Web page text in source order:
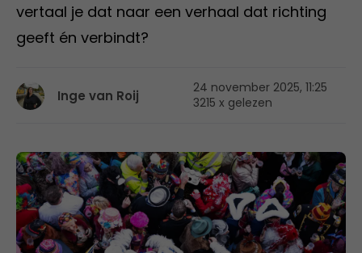
vertaal je dat naar een verhaal dat richting
geeft én verbindt?
Inge van Roij
24 november 2025, 11:25
3215 x gelezen